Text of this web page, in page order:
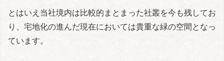
とはいえ当社境内は比較的まとまった社叢を今も残してお
り、宅地化の進んだ現在においては貴重な緑の空間となっ
ています。